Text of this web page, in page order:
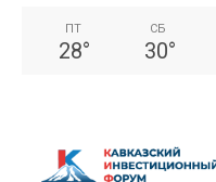
ПТ
28°
СБ
30°